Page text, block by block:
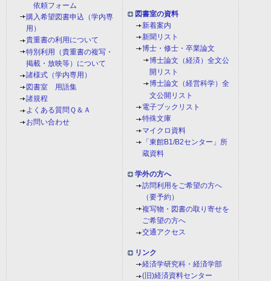
依頼フォーム
購入希望図書申込（学内専
用）
貴重書の利用について
特別利用（貴重書の複写・
掲載・放映等）について
諸様式（学内専用）
図書室 用語集
諸規程
よくある質問Ｑ＆Ａ
お問い合わせ
図書室の資料
新着案内
新聞リスト
博士・修士・卒業論文
博士論文（経済）全文公
開リスト
博士論文（経営科学）全
文公開リスト
電子ブックリスト
特殊文庫
マイクロ資料
「東館B1/B2センター」所
蔵資料
学外の方へ
訪問利用をご希望の方へ
（要予約）
複写物・図書の取り寄せを
ご希望の方へ
交通アクセス
リンク
経済学研究科・経済学部
(旧)経済資料センター